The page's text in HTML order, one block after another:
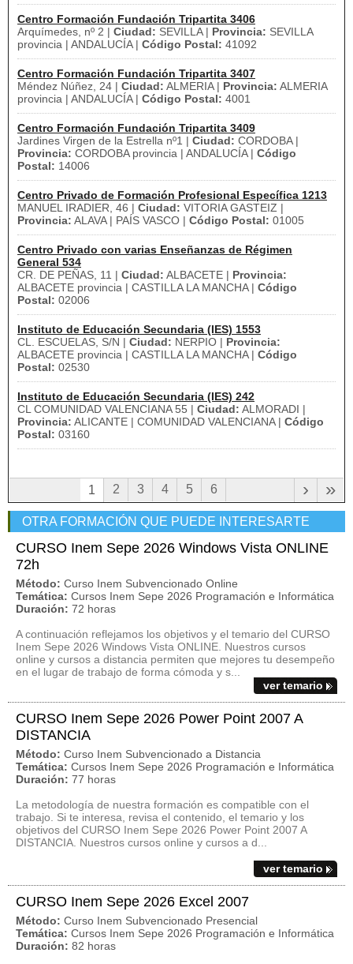
Centro Formación Fundación Tripartita 3406
Arquímedes, nº 2 | Ciudad: SEVILLA | Provincia: SEVILLA
provincia | ANDALUCÍA | Código Postal: 41092
Centro Formación Fundación Tripartita 3407
Méndez Núñez, 24 | Ciudad: ALMERIA | Provincia: ALMERIA
provincia | ANDALUCÍA | Código Postal: 4001
Centro Formación Fundación Tripartita 3409
Jardines Virgen de la Estrella nº1 | Ciudad: CORDOBA |
Provincia: CORDOBA provincia | ANDALUCÍA | Código
Postal: 14006
Centro Privado de Formación Profesional Específica 1213
MANUEL IRADIER, 46 | Ciudad: VITORIA GASTEIZ |
Provincia: ALAVA | PAÍS VASCO | Código Postal: 01005
Centro Privado con varias Enseñanzas de Régimen
General 534
CR. DE PEÑAS, 11 | Ciudad: ALBACETE | Provincia:
ALBACETE provincia | CASTILLA LA MANCHA | Código
Postal: 02006
Instituto de Educación Secundaria (IES) 1553
CL. ESCUELAS, S/N | Ciudad: NERPIO | Provincia:
ALBACETE provincia | CASTILLA LA MANCHA | Código
Postal: 02530
Instituto de Educación Secundaria (IES) 242
CL COMUNIDAD VALENCIANA 55 | Ciudad: ALMORADI |
Provincia: ALICANTE | COMUNIDAD VALENCIANA | Código
Postal: 03160
1 2 3 4 5 6 »
›
OTRA FORMACIÓN QUE PUEDE INTERESARTE
CURSO Inem Sepe 2026 Windows Vista ONLINE
72h
Método: Curso Inem Subvencionado Online
Temática: Cursos Inem Sepe 2026 Programación e Informática
Duración: 72 horas
A continuación reflejamos los objetivos y el temario del CURSO
Inem Sepe 2026 Windows Vista ONLINE. Nuestros cursos
online y cursos a distancia permiten que mejores tu desempeño
en el lugar de trabajo de forma cómoda y s...
ver temario
CURSO Inem Sepe 2026 Power Point 2007 A
DISTANCIA
Método: Curso Inem Subvencionado a Distancia
Temática: Cursos Inem Sepe 2026 Programación e Informática
Duración: 77 horas
La metodología de nuestra formación es compatible con el
trabajo. Si te interesa, revisa el contenido, el temario y los
objetivos del CURSO Inem Sepe 2026 Power Point 2007 A
DISTANCIA. Nuestros cursos online y cursos a d...
ver temario
CURSO Inem Sepe 2026 Excel 2007
Método: Curso Inem Subvencionado Presencial
Temática: Cursos Inem Sepe 2026 Programación e Informática
Duración: 82 horas